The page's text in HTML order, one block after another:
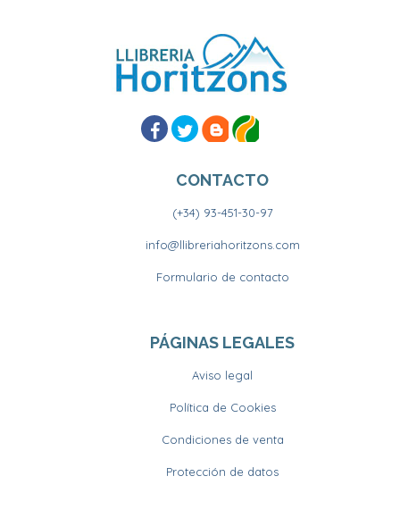
CONTACTO
(+34) 93-451-30-97
info@llibreriahoritzons.com
Formulario de contacto
PÁGINAS LEGALES
Aviso legal
Política de Cookies
Condiciones de venta
Protección de datos